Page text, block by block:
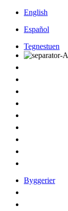
English
Español
Tegnestuen
Byggerier